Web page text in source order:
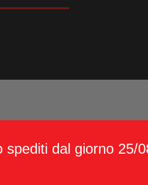
dal giorno 25/